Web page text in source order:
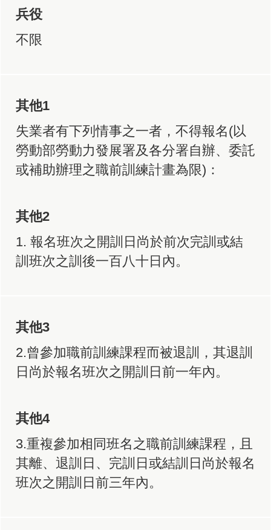
兵役
不限
其他1
失業者有下列情事之一者，不得報名(以
勞動部勞動力發展署及各分署自辦、委託
或補助辦理之職前訓練計畫為限)：
其他2
1. 報名班次之開訓日尚於前次完訓或結
訓班次之訓後一百八十日內。
其他3
2.曾參加職前訓練課程而被退訓，其退訓
日尚於報名班次之開訓日前一年內。
其他4
3.重複參加相同班名之職前訓練課程，且
其離、退訓日、完訓日或結訓日尚於報名
班次之開訓日前三年內。